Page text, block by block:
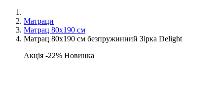
Матраци
Матрац 80х190 см
Матрац 80х190 см безпружинний Зірка Delight
Акція -22% Новинка